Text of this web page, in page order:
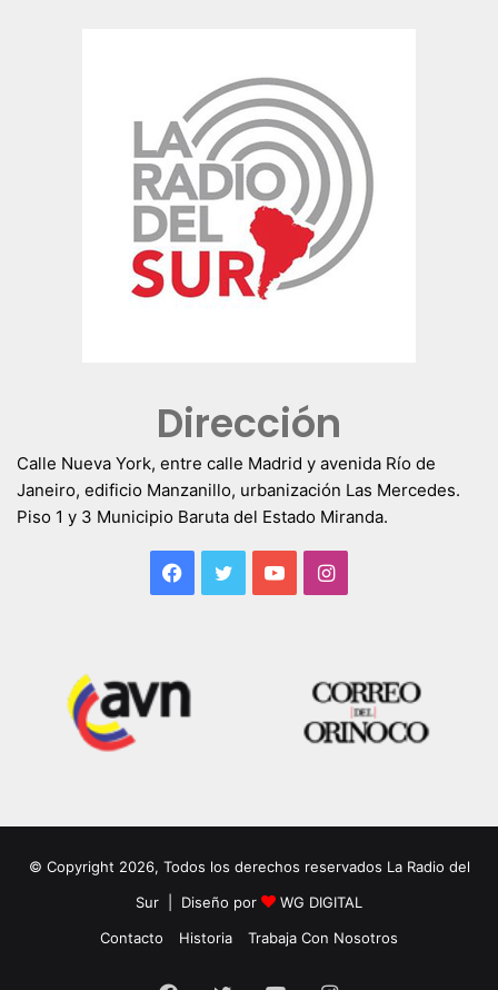
Dirección
Calle Nueva York, entre calle Madrid y avenida Río de
Janeiro, edificio Manzanillo, urbanización Las Mercedes.
Piso 1 y 3 Municipio Baruta del Estado Miranda.
Facebook
TwitterYouTubeInstagram
© Copyright 2026, Todos los derechos reservados La Radio del
Sur | Diseño por
WG DIGITAL
Contacto
Historia Trabaja Con Nosotros